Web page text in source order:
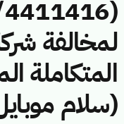
لمخالفة
المتكاملة
(سلام